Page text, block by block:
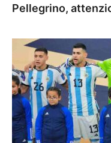
Pellegrino,